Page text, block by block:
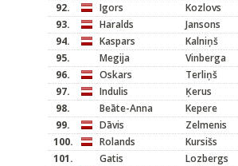
92.
Igors
Kozlovs
93.
Haralds
Jansons
94.
Kaspars Kalniņš
95.
Megija
Vinberga
96.
Oskars
Terliņš
97.
Indulis
Ķerus
98.
Beāte-Anna Kepere
99.
Dāvis Zelmenis
100.
Rolands
Kursišs
101.
Gatis Lozbergs